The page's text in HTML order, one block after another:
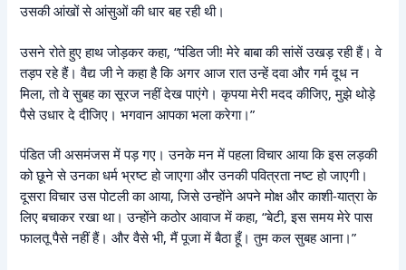
उसकी आंखों से आंसुओं की धार बह रही थी।
उसने रोते हुए हाथ जोड़कर कहा, “पंडित जी! मेरे बाबा की सांसें उखड़ रही हैं। वे
तड़प रहे हैं। वैद्य जी ने कहा है कि अगर आज रात उन्हें दवा और गर्म दूध न
मिला, तो वे सुबह का सूरज नहीं देख पाएंगे। कृपया मेरी मदद कीजिए, मुझे थोड़े
पैसे उधार दे दीजिए। भगवान आपका भला करेगा।”
पंडित जी असमंजस में पड़ गए। उनके मन में पहला विचार आया कि इस लड़की
को छूने से उनका धर्म भ्रष्ट हो जाएगा और उनकी पवित्रता नष्ट हो जाएगी।
दूसरा विचार उस पोटली का आया, जिसे उन्होंने अपने मोक्ष और काशी-यात्रा के
लिए बचाकर रखा था। उन्होंने कठोर आवाज में कहा, “बेटी, इस समय मेरे पास
फालतू पैसे नहीं हैं। और वैसे भी, मैं पूजा में बैठा हूँ। तुम कल सुबह आना।”